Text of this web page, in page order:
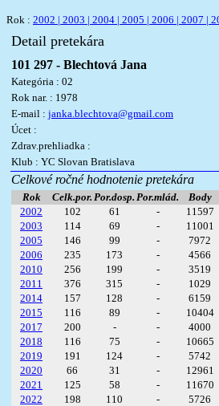
Rok : 2002 | 2003 | 2004 | 2005 | 2006 | 2007 |
Detail pretekára
101 297 - Blechtová Jana
Kategória : 02
Rok nar. : 1978
E-mail : janka.blechtova@gmail.com
Úcet :
Zdrav.prehliadka :
Klub : YC Slovan Bratislava
Celkové ročné hodnotenie pretekára
Rok Celk.por. Por.dosp. Por.mlád. Body
2002
102 61 - 11597
2003
114 69 - 11001
2005
146 99 - 7972
2006
235 173 - 4566
2010
256 199 - 3519
2011
376 315 - 1029
2014
157 128 - 6159
2015
116 89 - 10404
2017
200 - - 4000
2018
116 75 - 10665
2019
191 124 - 5742
2020
66 31 - 12961
2021
125 58 - 11670
2022
198 110 - 5726